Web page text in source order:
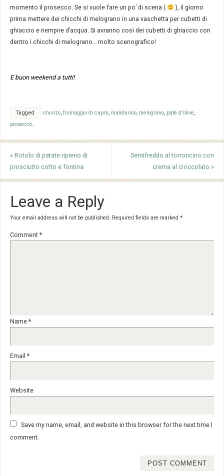
momento il prosecco. Se si vuole fare un po’ di scena (
), il giorno
prima mettere dei chicchi di melograno in una vaschetta per cubetti di
ghiaccio e riempire d’acqua. Si avranno così dei cubetti di ghiaccio con
dentro i chicchi di melograno… molto scenografico!
E buon weekend a tutti!
Tagged chorizo, formaggio di capra, mandarino, melograno, patè d'olive,
prosecco.
« Rotolo di patate ripieno di
prosciutto cotto e fontina
Semifreddo al torroncino con
crema al cioccolato »
Leave a Reply
Your email address will not be published. Required fields are marked *
Comment *
Name *
Email *
Website
Save my name, email, and website in this browser for the next time I
comment.